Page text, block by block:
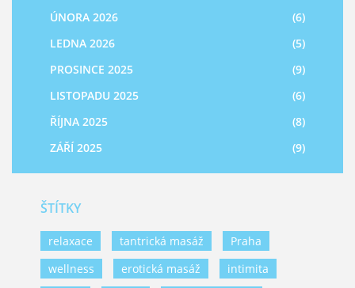
ÚNORA 2026
(6)
LEDNA 2026
(5)
PROSINCE 2025
(9)
LISTOPADU 2025
(6)
ŘÍJNA 2025
(8)
ZÁŘÍ 2025
(9)
ŠTÍTKY
relaxace tantrická masáž
Praha
wellness
erotická masáž
intimita